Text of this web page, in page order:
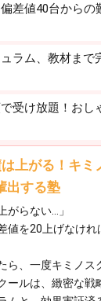
差値40台からの
ラム、教材まで
受け放題！おし
上がる！キミ
出する塾
がらない…」
値を20上げなけれ
ら、一度キミノス
ールは、緻密な戦